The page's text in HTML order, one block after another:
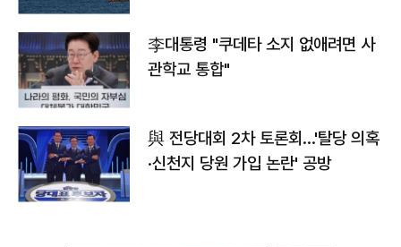
李대통령 "쿠데타 소지 없애려면 사
관학교 통합"
與 전당대회 2차 토론회…'탈당 의혹
·신천지 당원 가입 논란' 공방